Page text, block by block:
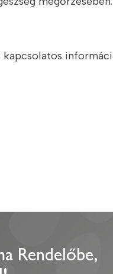
kapcsolatos
Rendelőbe,